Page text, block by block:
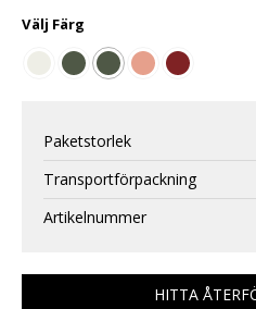
Välj Färg
Paketstorlek
Transportförpackning
Artikelnummer
HITTA